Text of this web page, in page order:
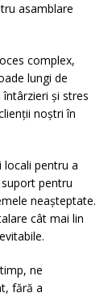
asamblare
complex,
lungi de
și stres
noștri în
locali pentru a
pentru
neașteptate.
cât mai lin
ne
fără a